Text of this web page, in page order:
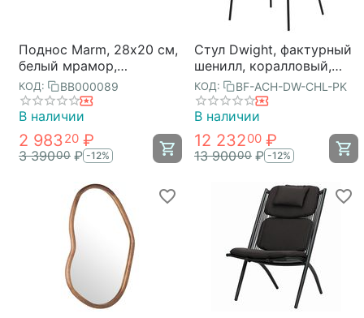
Поднос Marm, 28х20 см,
белый мрамор,
Bergenson Bjorn
КОД: BB000089
В наличии
2 98320 ₽
3 39000 ₽ -12%
Стул Dwight, фактурный
шенилл, коралловый,
Bergenson Bjorn
КОД: BF-ACH-DW-CHL-PK
В наличии
12 23200 ₽
13 90000 ₽ -12%